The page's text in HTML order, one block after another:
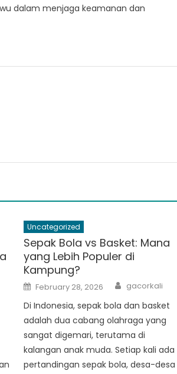
dalam menjaga keamanan dan
Uncategorized
Sepak Bola vs Basket: Mana
yang Lebih Populer di
Kampung?
Posted
on
February 28, 2026 Author
gacorkali
Di Indonesia, sepak bola dan basket
adalah dua cabang olahraga yang
sangat digemari, terutama di
kalangan anak muda. Setiap kali ada
pertandingan sepak bola, desa-desa